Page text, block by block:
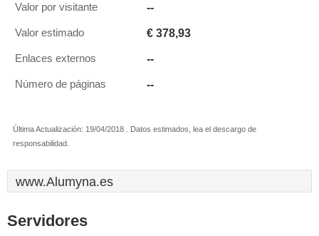
Valor por visitante --
Valor estimado € 378,93
Enlaces externos --
Número de páginas --
Última Actualización: 19/04/2018 . Datos estimados, lea el descargo de
responsabilidad.
www.Alumyna.es
Servidores